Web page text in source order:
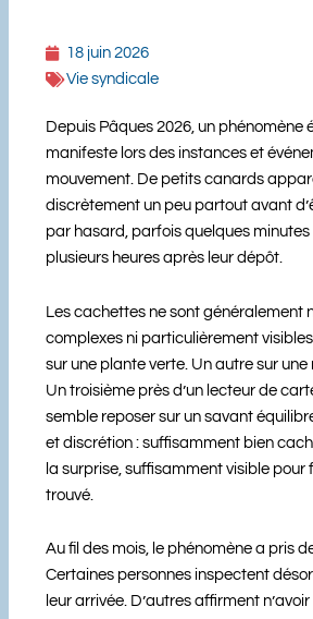
18 juin 2026
Vie syndicale
Depuis Pâques 2026, un phénomène
manifeste lors des instances et
mouvement. De petits canards
discrètement un peu partout avant
par hasard, parfois quelques
plusieurs heures après leur dépôt.
Les cachettes ne sont généralement
complexes ni particulièrement
sur une plante verte. Un autre sur une
Un troisième près d’un lecteur de
semble reposer sur un savant
et discrétion : suffisamment bien
la surprise, suffisamment visible pour
trouvé.
Au fil des mois, le phénomène a pris
Certaines personnes inspectent
leur arrivée. D’autres affirment